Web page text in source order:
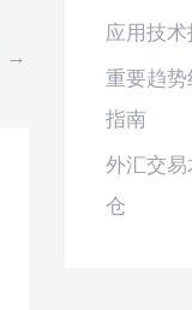
→
应用技
重要趋
指南
外汇交
仓